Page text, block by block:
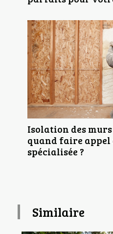
Isolation des murs
quand faire appel
spécialisée ?
Similaire